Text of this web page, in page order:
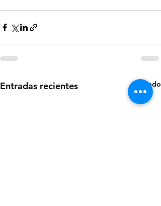
Entradas recientes Ver todo